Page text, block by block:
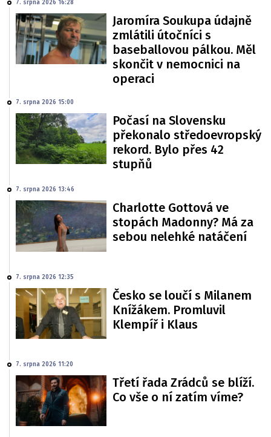
7. srpna 2026 16:28
Jaromíra Soukupa údajně
zmlátili útočníci s
baseballovou pálkou. Měl
skončit v nemocnici na
operaci
7. srpna 2026 15:00
Počasí na Slovensku
překonalo středoevropský
rekord. Bylo přes 42
stupňů
7. srpna 2026 13:46
Charlotte Gottová ve
stopách Madonny? Má za
sebou nelehké natáčení
7. srpna 2026 12:35
Česko se loučí s Milanem
Knížákem. Promluvil
Klempíř i Klaus
7. srpna 2026 11:20
Třetí řada Zrádců se blíží.
Co vše o ní zatím víme?